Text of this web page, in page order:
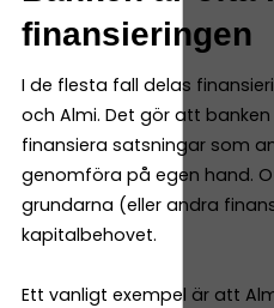
finansieringen
I de flesta fall delas
och Almi. Det gör att
finansiera satsningar som
genomföra på egen hand.
grundarna (eller andra
kapitalbehovet.
Ett vanligt exempel är att